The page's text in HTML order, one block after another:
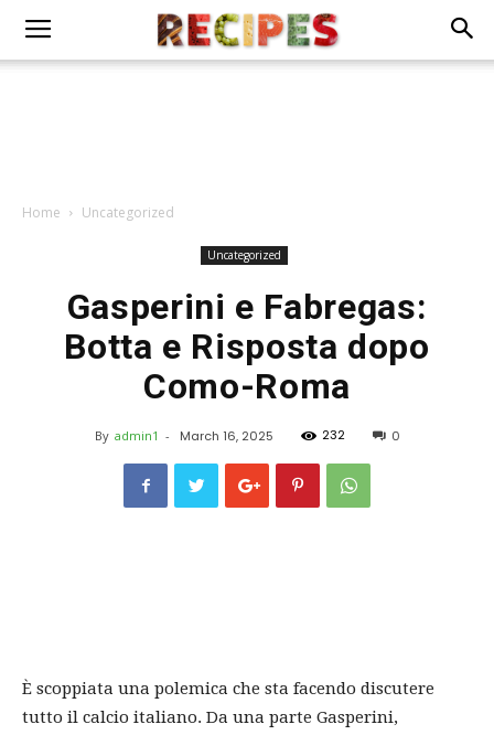
Home Uncategorized
Uncategorized
Gasperini e Fabregas:
Botta e Risposta dopo
Como-Roma
By admin1 - March 16, 2025 232 0
È scoppiata una polemica che sta facendo discutere
tutto il calcio italiano. Da una parte Gasperini,